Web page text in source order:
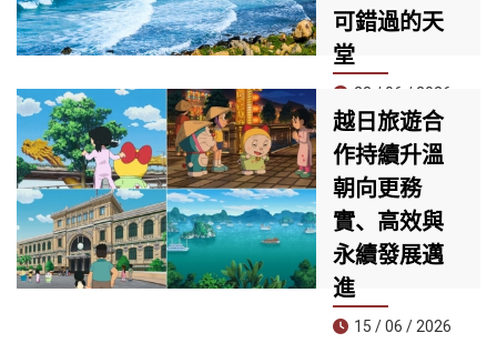
平方公尺的規模，
匯集約60家品牌專
櫃與多個國際知名
品牌，是目前峴港
最具規模與現代感
的購物中心之一。
可錯過的天
堂
23 / 06 / 2026
崑崙島近日被知名
旅遊雜誌《Travel
& Leisure》評為**
全球30大最神秘海
島榜單第一名**，
成為今夏尋求冒險
體驗、遠離喧囂生
活遊客的理想目的
地。
越日旅遊合
作持續升溫
朝向更務
實、高效與
永續發展邁
進
15 / 06 / 2026